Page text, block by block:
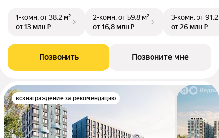
1-комн.от 38,2 м²
от 13 млн ₽
2-комн.от 59,8 м²
от 16,8 млн ₽
3-комн.от
от 26 млн ₽
Позвонить Позвоните мне
вознаграждение за рекомендацию